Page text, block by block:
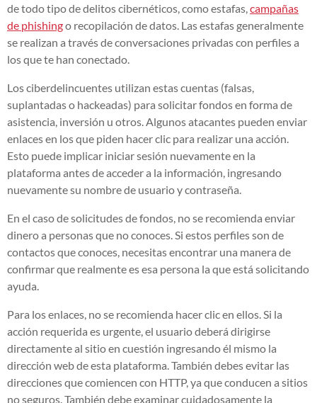
de todo tipo de delitos cibernéticos, como estafas, campañas
de phishingo recopilación de datos. Las estafas generalmente
se realizan a través de conversaciones privadas con perfiles a
los que te han conectado.
Los ciberdelincuentes utilizan estas cuentas (falsas,
suplantadas o hackeadas) para solicitar fondos en forma de
asistencia, inversión u otros. Algunos atacantes pueden enviar
enlaces en los que piden hacer clic para realizar una acción.
Esto puede implicar iniciar sesión nuevamente en la
plataforma antes de acceder a la información, ingresando
nuevamente su nombre de usuario y contraseña.
En el caso de solicitudes de fondos, no se recomienda enviar
dinero a personas que no conoces. Si estos perfiles son de
contactos que conoces, necesitas encontrar una manera de
confirmar que realmente es esa persona la que está solicitando
ayuda.
Para los enlaces, no se recomienda hacer clic en ellos. Si la
acción requerida es urgente, el usuario deberá dirigirse
directamente al sitio en cuestión ingresando él mismo la
dirección web de esta plataforma. También debes evitar las
direcciones que comiencen con HTTP, ya que conducen a sitios
no seguros. También debe examinar cuidadosamente la